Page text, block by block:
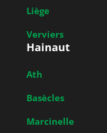
Liège
Verviers
Hainaut
Ath
Basècles
Marcinelle